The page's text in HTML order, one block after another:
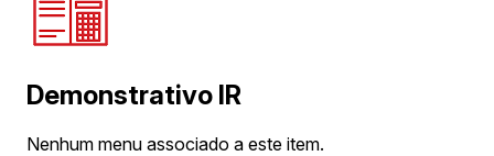
Demonstrativo IR
Nenhum menu associado a este item.